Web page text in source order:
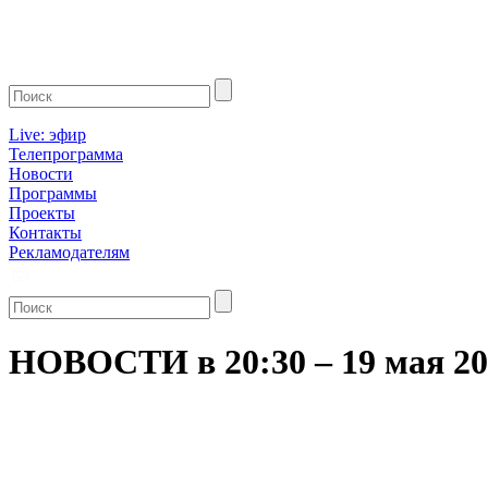
Live: эфир
Телепрограмма
Новости
Программы
Проекты
Контакты
Рекламодателям
НОВОСТИ в 20:30 – 19 мая